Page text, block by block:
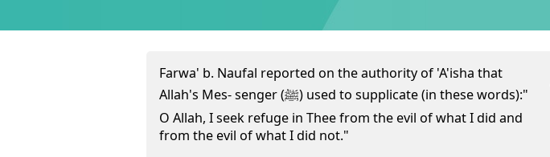
Farwa' b. Naufal reported on the authority of 'A'isha that
Allah's Mes- senger (ﷺ) used to supplicate (in these words):"
O Allah, I seek refuge in Thee from the evil of what I did and
from the evil of what I did not."